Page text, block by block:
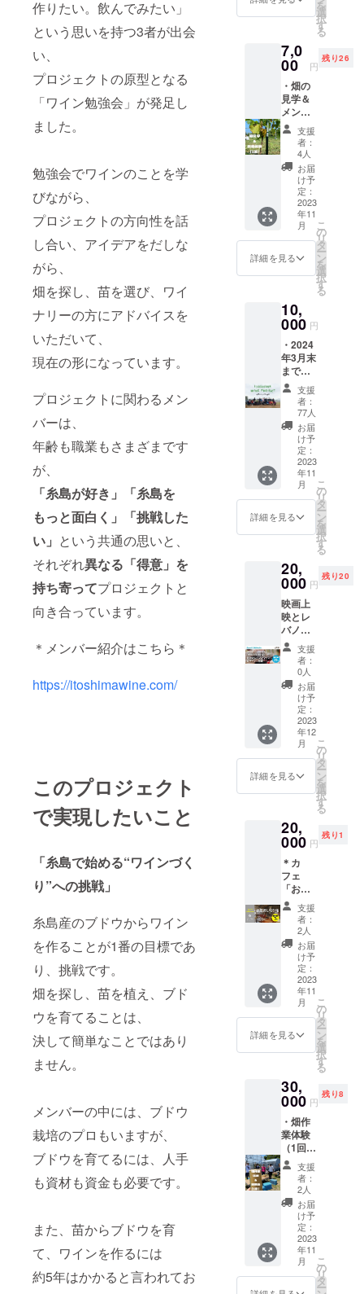
作りたい。飲んでみたい」
という思いを持つ3者が出会
い、
プロジェクトの原型となる
「ワイン勉強会」が発足し
ました。
勉強会でワインのことを学
びながら、
プロジェクトの方向性を話
し合い、アイデアをだしな
がら、
畑を探し、苗を選び、ワイ
ナリーの方にアドバイスを
いただいて、
現在の形になっています。
プロジェクトに関わるメン
バーは、
年齢も職業もさまざまです
が、
「糸島が好き」「糸島を
もっと面白く」「挑戦した
い」 という共通の思いと、
それぞれ異なる「得意」を
持ち寄ってプロジェクトと
向き合っています。
＊メンバー紹介はこちら＊
https://itoshimawine.com/
このプロジェクト
で実現したいこと
「糸島で始める“ワインづく
り”への挑戦」
糸島産のブドウからワイン
を作ることが1番の目標であ
り、挑戦です。
畑を探し、苗を植え、ブド
ウを育てることは、
決して簡単なことではあり
ません。
メンバーの中には、ブドウ
栽培のプロもいますが、
ブドウを育てるには、人手
も資材も資金も必要です。
また、苗からブドウを育
て、ワインを作るには
約5年はかかると言われてお
ご用意
しま
ブドウ
の生育
状況を
オンラ
イン/オ
フライ
ンで
シェア
しま
す。 ・
定例
ミー
ティン
グ、畑
の整備
などの
現地イ
供。 ＊
ご支援
くだ
さった
方のお
名前を
HPにテ
キスト
で記載
いたし
ます。
＊掲載
期間
は、
2023年
11月〜
2024年
3月末ま
いま
す。 ＊
現地
（福岡
県糸島
市）で
開催さ
れるイ
ベント
の交通
費、滞
在費、
飲食費
等はご
支援者
となり
ます。
くださ
います
よう、
お願い
申し上
げま
す。
を
選
択
す
る
7,0
00 円
残り26
・畑の
見学＆
メン
バーと
の作業
体験（1
回）に
参加で
きる権
利で
す。 ・
ブドウ
を育て
ている
畑を見
学し
ンバー
と一緒
に作業
体験し
ます。
・ご支
援1口に
つき、1
回体験
できま
す。
（現地
への交
通費・
宿泊費
等はご
支援者
す） ・
2023年
12月、
2024年
2月、4
月、6
月、8
月、10
月の第3
土曜日
の午前
中、い
ずれか
でご参
加いた
だける
権利で
は別途
やりと
調整さ
せてく
ださ
い） ＊
畑イベ
ントは
第三土
曜日の
午前中
を原則
に実施
してい
支援
者：
4人
お届
け予
定：
2023
年11
月
詳細を見る
こ
の
リ
タ
ー
ン
を
選
択
す
る
10,
000 円
・2024
年3月末
まで、
一般社
団法人
いとし
まワイ
ンプロ
ジェク
トの賛
助会員
とし
て、ブ
ドウ作
り〜ワ
イン作
参加い
ただく
権利を
リター
ンとし
ます。
・ブド
ウの生
育状況
や活動
状況を
シェア
する
SNSへ
ご招待
しま
す。
わせ
（現地
（糸島
市内）/
オンラ
イン）
に参加
した
り、畑
イベン
ト（福
岡県糸
市）、
特別イ
ベント
（BBQ
報に参
加する
権利を
リター
ンとし
ます。
＊ご支
援くだ
さった
方のお
名前を
HPにテ
キスト
で記載
いたし
支援
者：
77人
お届
け予
定：
2023
年11
月
詳細を見る
こ
の
リ
タ
ー
ン
を
選
択
す
る
20,
000 円
残り20
映画上
映とレ
バノン
ワイン
試飲会
@糸島
～ユナ
イテッ
ドピー
プル様
とのコ
ラボ企
画～ ・
日時；
2023年
12月10
（日）
15:30～
19:00
・映画
「戦地
で生ま
れた奇
跡のレ
バノン
ワイ
ン」の
鑑賞会
とレバ
ノンワ
インの
試飲会
（軽食
杯。4杯
目以降
は1杯
1,000円
で追
加）
定員20
名 ・レ
バノン
ワイン
は？
https://
upwine.
jp/ ・開
支援
者：
0人
お届
け予
定：
2023
年12
月
詳細を見る
こ
の
リ
タ
ー
ン
を
選
択
す
る
20,
000 円
残り1
＊カ
フェ
「お菓
子と暮
らしの
もの り
た」夜
間貸切
権 ・プ
ロジェ
クトメ
ンバー
である
若松 潤
也さん
の経営
カフェ
＆直売
所「お
菓子と
暮らし
のもの
りた」
の夜間
貸切権
です。
・営業
終了後
の17
時〜21
時ま
で、お
支援
者：
2人
お届
け予
定：
2023
年11
月
詳細を見る
こ
の
リ
タ
ー
ン
を
選
択
す
る
30,
000 円
残り8
・畑作
業体験
（1回）
とメン
バーと
の特別
イベン
ト（1
回）に
参加で
きる権
利で
す。 ・
飲食代
支援
者：
2人
お届
け予
定：
2023
年11
月
こ
の
リ
タ
ー